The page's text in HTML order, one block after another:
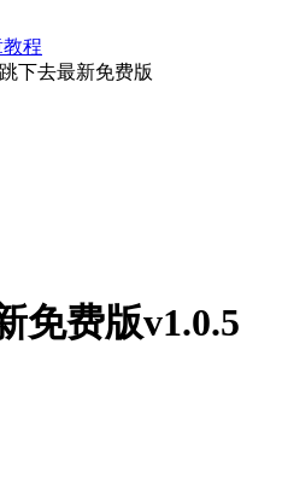
程
下去最新免费版
免费版v1.0.5